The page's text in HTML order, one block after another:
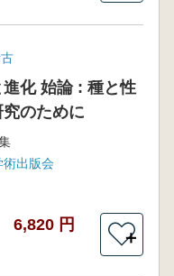
化 始論 : 種と性
のために
術出版会
6,820 円
＋